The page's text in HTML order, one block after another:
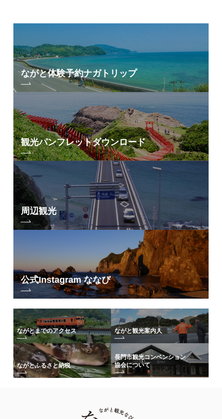
ながと体験予約ナガトリップ
観光パンフレットダウンロード
周辺観光
公式Instagram ななび
ながとまでのアクセス ながと観光案内人
ながとふるさと納税
長門市観光コンベンション
協会について